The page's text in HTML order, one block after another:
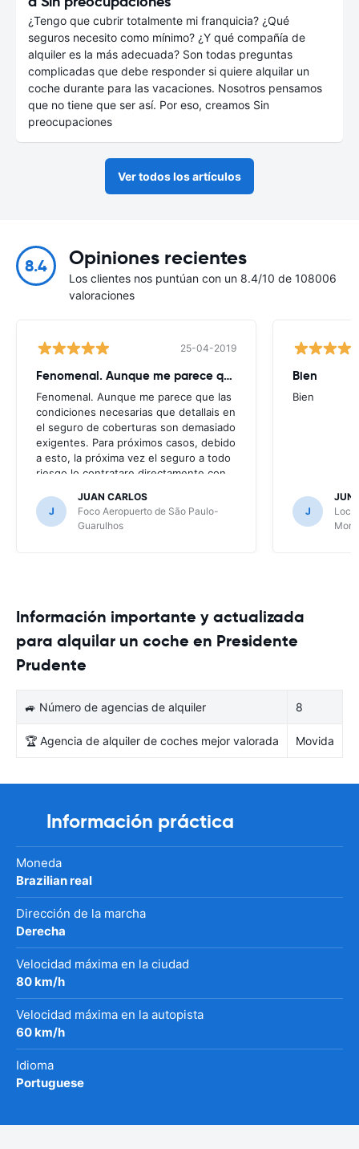
¿Tengo que cubrir totalmente mi franquicia? ¿Qué
seguros necesito como mínimo? ¿Y qué compañía de
alquiler es la más adecuada? Son todas preguntas
complicadas que debe responder si quiere alquilar un
coche durante para las vacaciones. Nosotros pensamos
que no tiene que ser así. Por eso, creamos Sin
preocupaciones
Ver todos los artículos
8.4 Opiniones recientes
Los clientes nos puntúan con un 8.4/10 de 108006
valoraciones
25-04-2019
Fenomenal. Aunque me parece que
Fenomenal. Aunque me parece que las
condiciones necesarias que detallais en
el seguro de coberturas son demasiado
exigentes. Para próximos casos, debido
a esto, la próxima vez el seguro a todo
riesgo lo contratare directamente con
J
JUAN CARLOS
Foco Aeropuerto de São Paulo-
Guarulhos
Bien
Bien
J
JUNE
Información importante y actualizada
para alquilar un coche en Presidente
Prudente
🚙 Número de agencias de alquiler 8
🏆 Agencia de alquiler de coches mejor valorada Movida
Información práctica
Moneda
Brazilian real
Dirección de la marcha
Derecha
Velocidad máxima en la ciudad
80 km/h
Velocidad máxima en la autopista
60 km/h
Idioma
Portuguese